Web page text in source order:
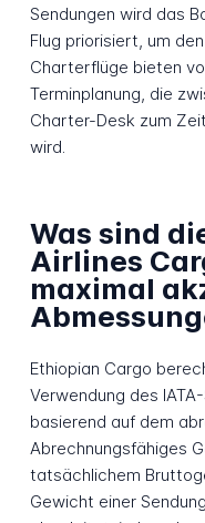
Sendungen wird das
Flug priorisiert, um
Charterflüge bieten
Terminplanung, die
Charter-Desk zum
wird.
Was sind
Airlines
maximal
Ethiopian Cargo
Verwendung des
basierend auf dem
Abrechnungsfähiges
tatsächlichem
Gewicht einer